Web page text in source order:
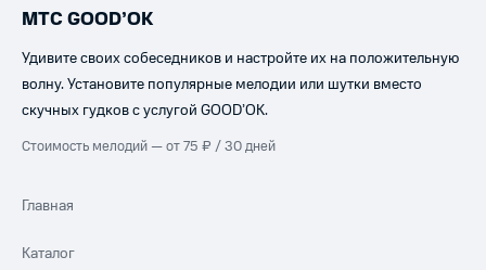
МТС GOOD’OK
Удивите своих собеседников и настройте их на положительную
волну. Установите популярные мелодии или шутки вместо
скучных гудков с услугой GOOD’OK.
Стоимость мелодий — от 75 ₽ / 30 дней
Главная
Каталог